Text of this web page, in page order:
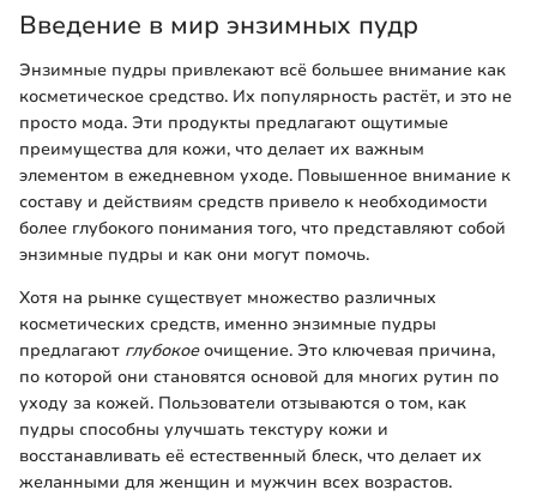
Введение в мир энзимных пудр
Энзимные пудры привлекают всё большее внимание как
косметическое средство. Их популярность растёт, и это не
просто мода. Эти продукты предлагают ощутимые
преимущества для кожи, что делает их важным
элементом в ежедневном уходе. Повышенное внимание к
составу и действиям средств привело к необходимости
более глубокого понимания того, что представляют собой
энзимные пудры и как они могут помочь.
Хотя на рынке существует множество различных
косметических средств, именно энзимные пудры
предлагают глубокоеочищение. Это ключевая причина,
по которой они становятся основой для многих рутин по
уходу за кожей. Пользователи отзываются о том, как
пудры способны улучшать текстуру кожи и
восстанавливать её естественный блеск, что делает их
желанными для женщин и мужчин всех возрастов.